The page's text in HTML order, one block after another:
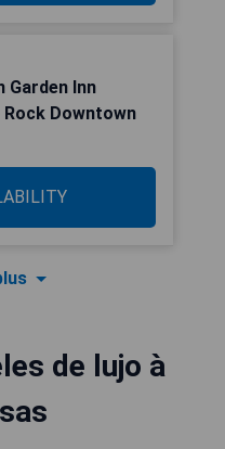
Garden Inn
Downtown
de lujo à